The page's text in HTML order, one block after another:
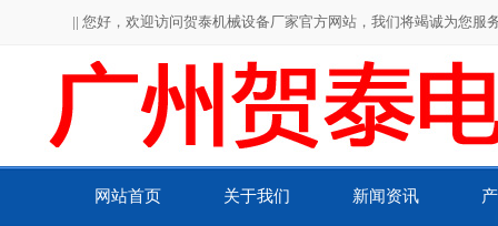
|| 您好，欢迎访问贺泰机械设备厂家官方网站，我们将竭诚为您
网站首页 关于我们 新闻资讯